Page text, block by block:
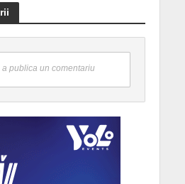
publica un comentariu